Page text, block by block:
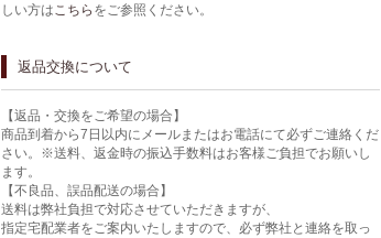
しい方はこちら をご参照ください。
返品交換について
【返品・交換をご希望の場合】
商品到着から7日以内にメールまたはお電話にて必ずご連絡くだ
さい。※送料、返金時の振込手数料はお客様ご負担でお願いし
ます。
【不良品、誤品配送の場合】
送料は弊社負担で対応させていただきますが、
指定宅配業者をご案内いたしますので、必ず弊社と連絡を取っ